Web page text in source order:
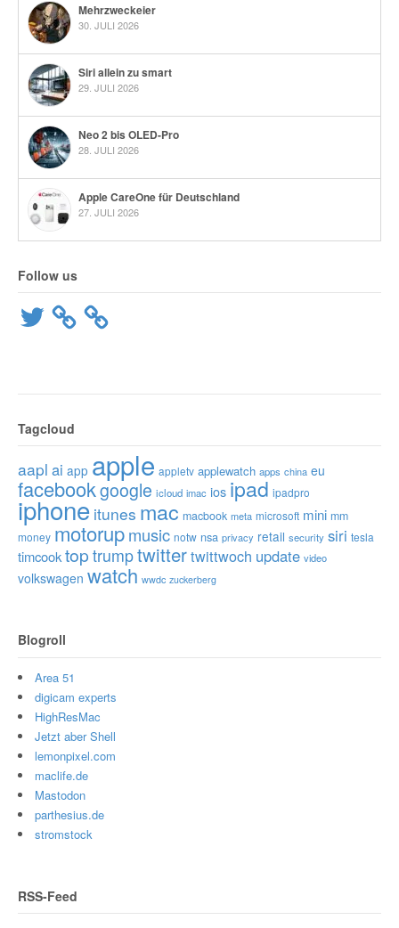
Mehrzweckeier
30. JULI 2026
Siri allein zu smart
29. JULI 2026
Neo 2 bis OLED-Pro
28. JULI 2026
Apple CareOne für Deutschland
27. JULI 2026
Follow us
Twitter
Tagcloud
aapl ai app apple appletv applewatch apps china eu
facebookgoogle icloud imac ios ipad ipadpro
iphone itunes mac macbook meta microsoft mini mm
money motorupmusic notw nsa privacy retail security siri tesla
timcooktop trumptwittertwittwoch update video
volkswagen watch wwdc zuckerberg
Blogroll
Area 51
digicam experts
HighResMac
Jetzt aber Shell
lemonpixel.com
maclife.de
Mastodon
parthesius.de
stromstock
RSS-Feed